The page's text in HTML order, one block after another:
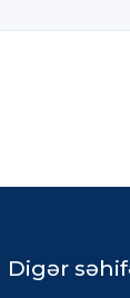
Digər